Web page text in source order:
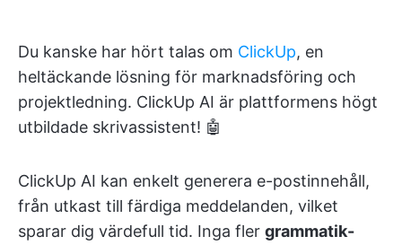
Du kanske har hört talas om ClickUp, en
heltäckande lösning för marknadsföring och
projektledning. ClickUp AI är plattformens högt
utbildade skrivassistent! 🤖
ClickUp AI kan enkelt generera e-postinnehåll,
från utkast till färdiga meddelanden, vilket
sparar dig värdefull tid. Inga fler grammatik-